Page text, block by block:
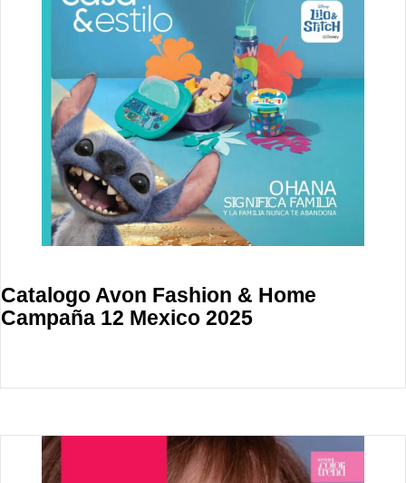
Catalogo Avon Fashion & Home
Campaña 12 Mexico 2025